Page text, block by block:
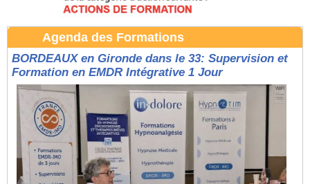
Agenda des Formations
BORDEAUX en Gironde dans le 33: Supervision et
Formation en EMDR Intégrative 1 Jour